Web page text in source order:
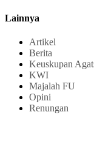
Lainnya
Artikel
Berita
Keuskupan
KWI
Majalah FU
Opini
Renungan